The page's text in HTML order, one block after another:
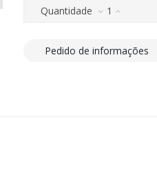
Quantidade 1
Pedido de informações